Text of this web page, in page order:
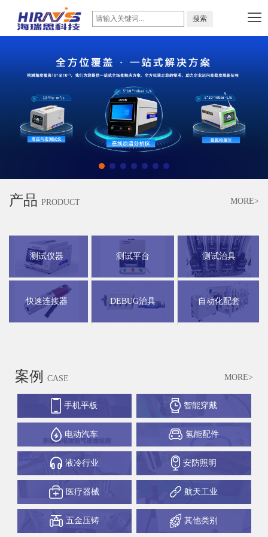
产品 PRODUCT MORE>
测试仪器 测试平台 测试治具
快速连接器 DEBUG治具 自动化配套
案例 CASE MORE>
手机平板 智能穿戴
电动汽车 氢能配件
液冷行业 安防照明
医疗器械 航天工业
五金压铸 其他类别